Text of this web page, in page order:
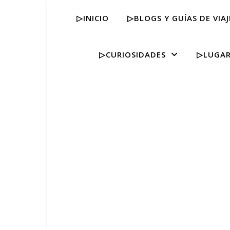
▷INICIO ▷BLOGS Y GUÍAS DE
▷CURIOSIDADES